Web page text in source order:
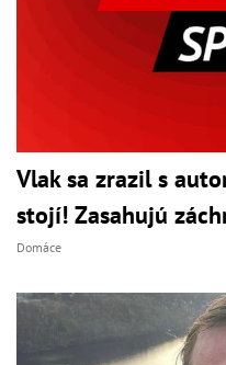
Vlak sa zrazil s
stojí! Zasahujú
Domáce